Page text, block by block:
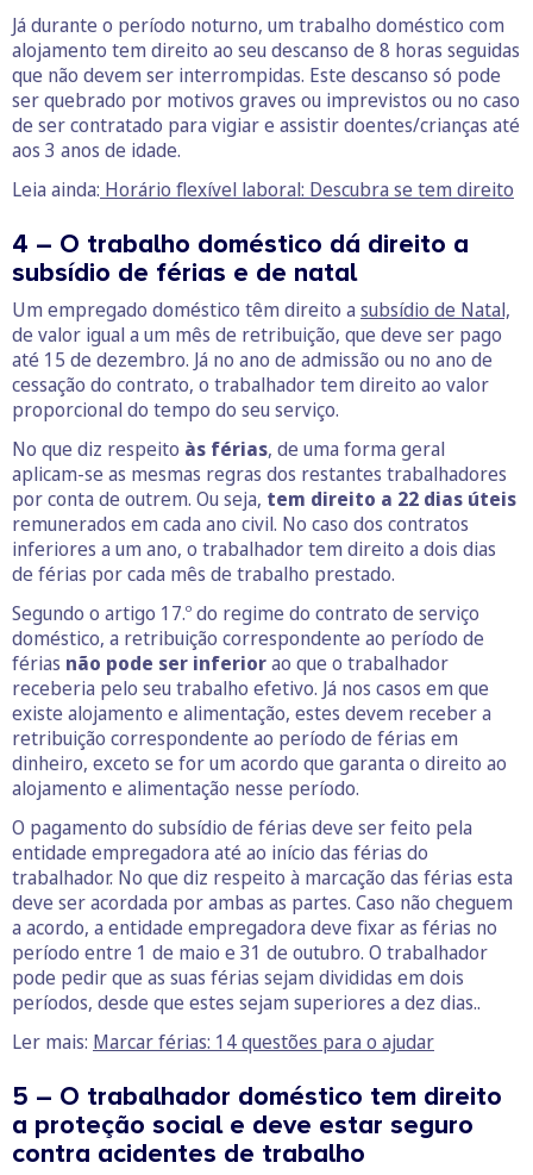
Já durante o período noturno, um trabalho doméstico com
alojamento tem direito ao seu descanso de 8 horas seguidas
que não devem ser interrompidas. Este descanso só pode
ser quebrado por motivos graves ou imprevistos ou no caso
de ser contratado para vigiar e assistir doentes/crianças até
aos 3 anos de idade.
Leia ainda: Horário flexível laboral: Descubra se tem direito
4 – O trabalho doméstico dá direito a
subsídio de férias e de natal
Um empregado doméstico têm direito a subsídio de Natal,
de valor igual a um mês de retribuição, que deve ser pago
até 15 de dezembro. Já no ano de admissão ou no ano de
cessação do contrato, o trabalhador tem direito ao valor
proporcional do tempo do seu serviço.
No que diz respeito às férias, de uma forma geral
aplicam-se as mesmas regras dos restantes trabalhadores
por conta de outrem. Ou seja, tem direito a 22 dias úteis
remunerados em cada ano civil. No caso dos contratos
inferiores a um ano, o trabalhador tem direito a dois dias
de férias por cada mês de trabalho prestado.
Segundo o artigo 17.º do regime do contrato de serviço
doméstico, a retribuição correspondente ao período de
férias não pode ser inferiorao que o trabalhador
receberia pelo seu trabalho efetivo. Já nos casos em que
existe alojamento e alimentação, estes devem receber a
retribuição correspondente ao período de férias em
dinheiro, exceto se for um acordo que garanta o direito ao
alojamento e alimentação nesse período.
O pagamento do subsídio de férias deve ser feito pela
entidade empregadora até ao início das férias do
trabalhador. No que diz respeito à marcação das férias esta
deve ser acordada por ambas as partes. Caso não cheguem
a acordo, a entidade empregadora deve fixar as férias no
período entre 1 de maio e 31 de outubro. O trabalhador
pode pedir que as suas férias sejam divididas em dois
períodos, desde que estes sejam superiores a dez dias..
Ler mais: Marcar férias: 14 questões para o ajudar
5 – O trabalhador doméstico tem direito
a proteção social e deve estar seguro
contra acidentes de trabalho